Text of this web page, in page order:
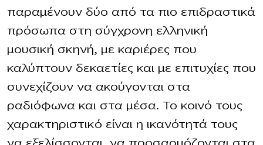
παραμένουν δύο από τα πιο επιδραστικά
πρόσωπα στη σύγχρονη ελληνική
μουσική σκηνή, με καριέρες που
καλύπτουν δεκαετίες και με επιτυχίες που
συνεχίζουν να ακούγονται στα
ραδιόφωνα και στα μέσα. Το κοινό τους
χαρακτηριστικό είναι η ικανότητά τους